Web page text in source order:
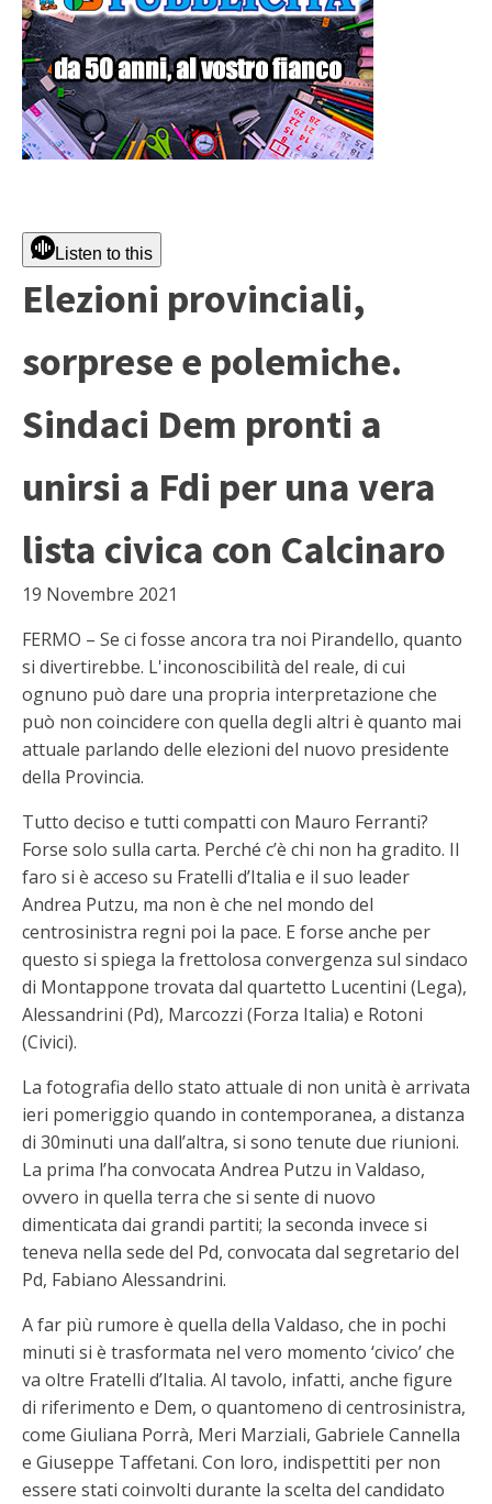
Listen to this
Elezioni provinciali,
sorprese e polemiche.
Sindaci Dem pronti a
unirsi a Fdi per una vera
lista civica con Calcinaro
19 Novembre 2021
FERMO – Se ci fosse ancora tra noi Pirandello, quanto
si divertirebbe. L'inconoscibilità del reale, di cui
ognuno può dare una propria interpretazione che
può non coincidere con quella degli altri è quanto mai
attuale parlando delle elezioni del nuovo presidente
della Provincia.
Tutto deciso e tutti compatti con Mauro Ferranti?
Forse solo sulla carta. Perché c’è chi non ha gradito. Il
faro si è acceso su Fratelli d’Italia e il suo leader
Andrea Putzu, ma non è che nel mondo del
centrosinistra regni poi la pace. E forse anche per
questo si spiega la frettolosa convergenza sul sindaco
di Montappone trovata dal quartetto Lucentini (Lega),
Alessandrini (Pd), Marcozzi (Forza Italia) e Rotoni
(Civici).
La fotografia dello stato attuale di non unità è arrivata
ieri pomeriggio quando in contemporanea, a distanza
di 30minuti una dall’altra, si sono tenute due riunioni.
La prima l’ha convocata Andrea Putzu in Valdaso,
ovvero in quella terra che si sente di nuovo
dimenticata dai grandi partiti; la seconda invece si
teneva nella sede del Pd, convocata dal segretario del
Pd, Fabiano Alessandrini.
A far più rumore è quella della Valdaso, che in pochi
minuti si è trasformata nel vero momento ‘civico’ che
va oltre Fratelli d’Italia. Al tavolo, infatti, anche figure
di riferimento e Dem, o quantomeno di centrosinistra,
come Giuliana Porrà, Meri Marziali, Gabriele Cannella
e Giuseppe Taffetani. Con loro, indispettiti per non
essere stati coinvolti durante la scelta del candidato